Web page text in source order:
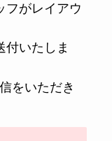
フがレイアウ
付いたしま
をいただき